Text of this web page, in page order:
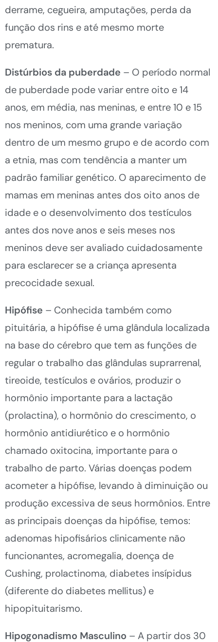
derrame, cegueira, amputações, perda da
função dos rins e até mesmo morte
prematura.
Distúrbios da puberdade – O período normal
de puberdade pode variar entre oito e 14
anos, em média, nas meninas, e entre 10 e 15
nos meninos, com uma grande variação
dentro de um mesmo grupo e de acordo com
a etnia, mas com tendência a manter um
padrão familiar genético. O aparecimento de
mamas em meninas antes dos oito anos de
idade e o desenvolvimento dos testículos
antes dos nove anos e seis meses nos
meninos deve ser avaliado cuidadosamente
para esclarecer se a criança apresenta
precocidade sexual.
Hipófise – Conhecida também como
pituitária, a hipófise é uma glândula localizada
na base do cérebro que tem as funções de
regular o trabalho das glândulas suprarrenal,
tireoide, testículos e ovários, produzir o
hormônio importante para a lactação
(prolactina), o hormônio do crescimento, o
hormônio antidiurético e o hormônio
chamado oxitocina, importante para o
trabalho de parto. Várias doenças podem
acometer a hipófise, levando à diminuição ou
produção excessiva de seus hormônios. Entre
as principais doenças da hipófise, temos:
adenomas hipofisários clinicamente não
funcionantes, acromegalia, doença de
Cushing, prolactinoma, diabetes insípidus
(diferente do diabetes mellitus) e
hipopituitarismo.
Hipogonadismo Masculino – A partir dos 30